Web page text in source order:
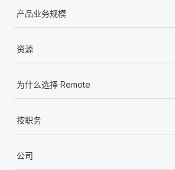
产品业务规模
资源
为什么选择 Remote
按职务
公司